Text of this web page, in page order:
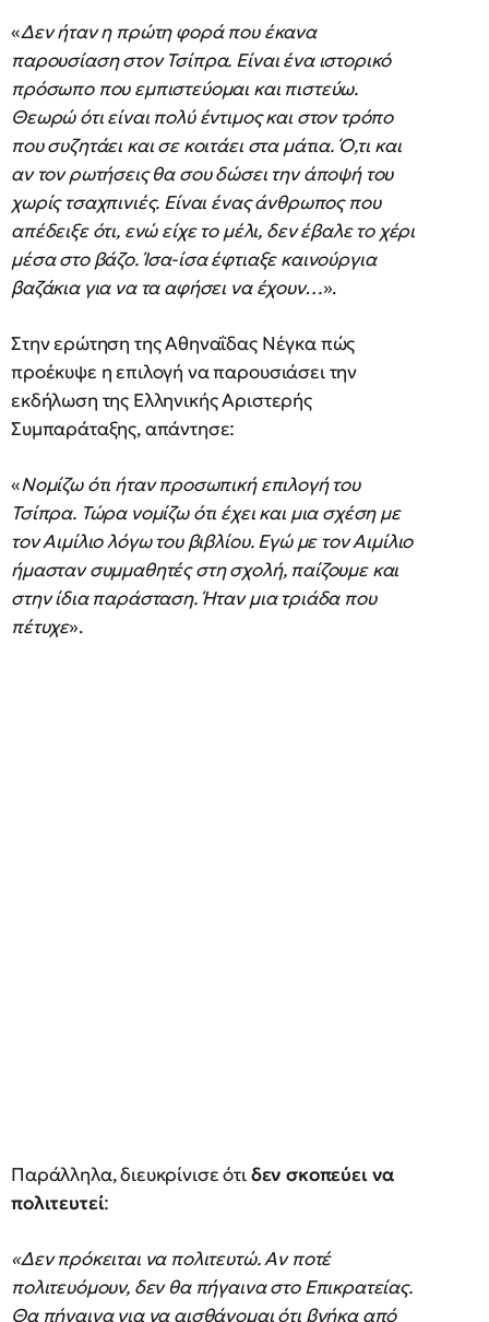
«Δεν ήταν η πρώτη φορά που έκανα
παρουσίαση στον Τσίπρα. Είναι ένα ιστορικό
πρόσωπο που εμπιστεύομαι και πιστεύω.
Θεωρώ ότι είναι πολύ έντιμος και στον τρόπο
που συζητάει και σε κοιτάει στα μάτια. Ό,τι και
αν τον ρωτήσεις θα σου δώσει την άποψή του
χωρίς τσαχπινιές. Είναι ένας άνθρωπος που
απέδειξε ότι, ενώ είχε το μέλι, δεν έβαλε το χέρι
μέσα στο βάζο. Ίσα-ίσα έφτιαξε καινούργια
βαζάκια για να τα αφήσει να έχουν…».
Στην ερώτηση της Αθηναΐδας Νέγκα πώς
προέκυψε η επιλογή να παρουσιάσει την
εκδήλωση της Ελληνικής Αριστερής
Συμπαράταξης, απάντησε:
«Νομίζω ότι ήταν προσωπική επιλογή του
Τσίπρα. Τώρα νομίζω ότι έχει και μια σχέση με
τον Αιμίλιο λόγω του βιβλίου. Εγώ με τον Αιμίλιο
ήμασταν συμμαθητές στη σχολή, παίζουμε και
στην ίδια παράσταση. Ήταν μια τριάδα που
πέτυχε».
Παράλληλα, διευκρίνισε ότιδεν σκοπεύει να
πολιτευτεί:
«Δεν πρόκειται να πολιτευτώ. Αν ποτέ
πολιτευόμουν, δεν θα πήγαινα στο Επικρατείας.
Θα πήγαινα για να αισθάνομαι ότι βγήκα από